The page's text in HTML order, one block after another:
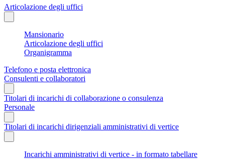
Articolazione degli uffici
Mansionario
Articolazione degli uffici
Organigramma
Telefono e posta elettronica
Consulenti e collaboratori
Titolari di incarichi di collaborazione o consulenza
Personale
Titolari di incarichi dirigenziali amministrativi di vertice
Incarichi amministrativi di vertice - in formato tabellare